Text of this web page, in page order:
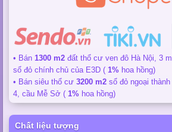
• Bán 1300 m2 đất thổ cư ven đô Hà Nội, 3
sổ đỏ chính chủ của E3D ( 1% hoa hồng)
• Bán siêu thổ cư 3200 m2 sổ đỏ ngoại
4, cầu Mễ Sở ( 1% hoa hồng)
Chất liệu tượng